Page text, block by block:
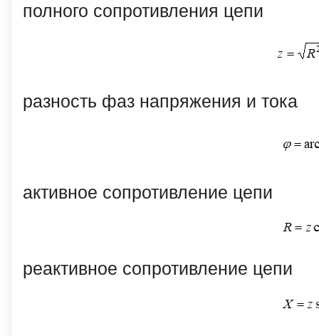
полного сопротивления цепи
разность фаз напряжения и тока
активное сопротивление цепи
реактивное сопротивление цепи